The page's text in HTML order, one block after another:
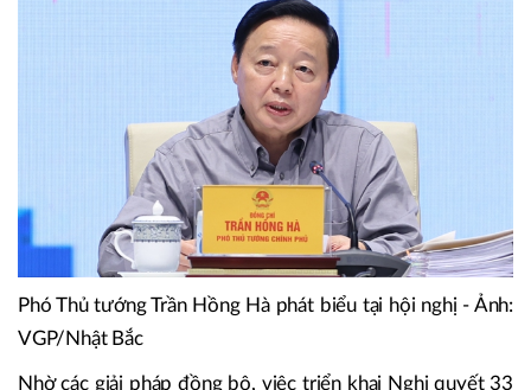
đồng. NHNN đang lấy ý kiến với dự thảo sửa đổi Thông tư
41 năm 2016 trong đó có quy định hệ số rủi ro với các
phân khúc bất động sản khác nhau.